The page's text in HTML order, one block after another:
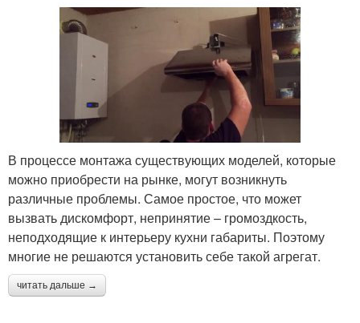
В процессе монтажа существующих моделей, которые
можно приобрести на рынке, могут возникнуть
различные проблемы. Самое простое, что может
вызвать дискомфорт, непринятие – громоздкость,
неподходящие к интерьеру кухни габариты. Поэтому
многие не решаются установить себе такой агрегат.
читать дальше →